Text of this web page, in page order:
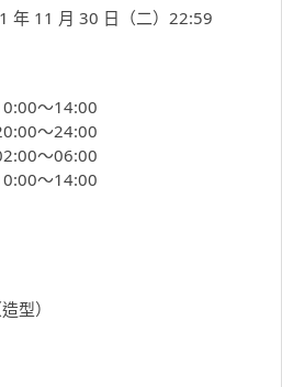
年 11 月 30 日（二）22:59
～14:00
～24:00
～06:00
～14:00
型）